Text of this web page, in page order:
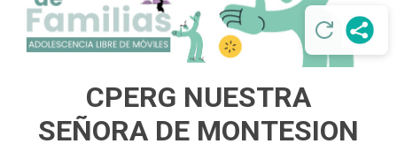
CPERG NUESTRA
SEÑORA DE MONTESION